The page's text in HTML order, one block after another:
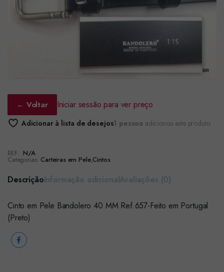
← Voltar Iniciar sessão para ver preço
Adicionar à lista de desejos1 pessoa adicionou este produto
REF: N/A
Categorias: Carteiras em Pele,Cintos
Descrição
Cinto em Pele Bandolero 40 MM Ref.657-Feito em Portugal
(Preto)